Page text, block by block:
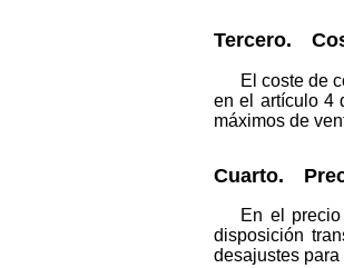
Tercero.
El coste de
en el artículo 4
máximos de
Cuarto.
En el
disposición
desajustes